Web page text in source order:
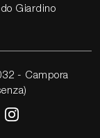
Giardino
- Campora